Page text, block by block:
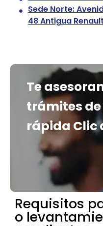
Sede Norte:
48 Antigua Renault
Te
trámites
rápida Clic
Requisitos
o